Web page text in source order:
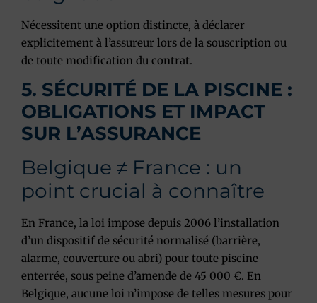
Nécessitent une option distincte, à déclarer
explicitement à l’assureur lors de la souscription ou
de toute modification du contrat.
5. SÉCURITÉ DE LA PISCINE :
OBLIGATIONS ET IMPACT
SUR L’ASSURANCE
Belgique ≠ France : un
point crucial à connaître
En France, la loi impose depuis 2006 l’installation
d’un dispositif de sécurité normalisé (barrière,
alarme, couverture ou abri) pour toute piscine
enterrée, sous peine d’amende de 45 000 €. En
Belgique, aucune loi n’impose de telles mesures pour